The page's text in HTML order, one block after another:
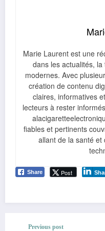
Marie Laurent est une
dans les actualités,
modernes. Avec
création de contenu
claires, informatives
lecteurs à rester
fiables et pertinents
allant de la santé et
Share Post
Previous post